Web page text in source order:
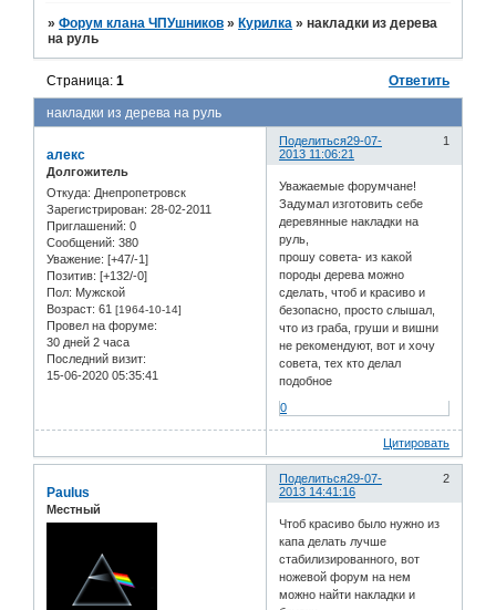
»Форум клана ЧПУшников » Курилка »накладки из дерева
на руль
накладки из дерева на руль
Страница:1 Ответить
Поделиться 1
29-07-
2013 11:06:21
алекс
Долгожитель
Откуда: Днепропетровск
Зарегистрирован: 28-02-2011
Приглашений: 0
Сообщений: 380
Уважение: [+47/-1]
Позитив: [+132/-0]
Пол: Мужской
Возраст: 61 [1964-10-14]
Провел на форуме:
30 дней 2 часа
Последний визит:
15-06-2020 05:35:41
Уважаемые форумчане!
Задумал изготовить себе
деревянные накладки на
руль,
прошу совета- из какой
породы дерева можно
сделать, чтоб и красиво и
безопасно, просто слышал,
что из граба, груши и вишни
не рекомендуют, вот и хочу
совета, тех кто делал
подобное
0
Цитировать
Поделиться 2
29-07-
2013 14:41:16
Paulus
Местный
Чтоб красиво было нужно из
капа делать лучше
стабилизированного, вот
ножевой форум на нем
можно найти накладки и